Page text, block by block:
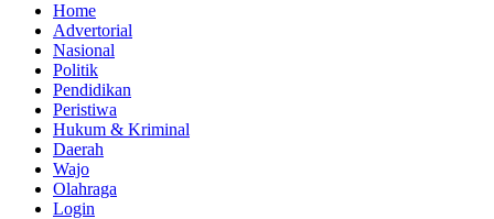
Home
Advertorial
Nasional
Politik
Pendidikan
Peristiwa
Hukum & Kriminal
Daerah
Wajo
Olahraga
Login